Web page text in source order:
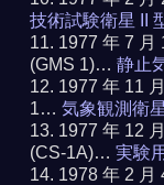
技術試験衛星 II
1977 年 7 月
(GMS 1)…静止
1977 年 11
1…気象観測衛
1977 年 12
(CS-1A)…実験
1978 年 2 月